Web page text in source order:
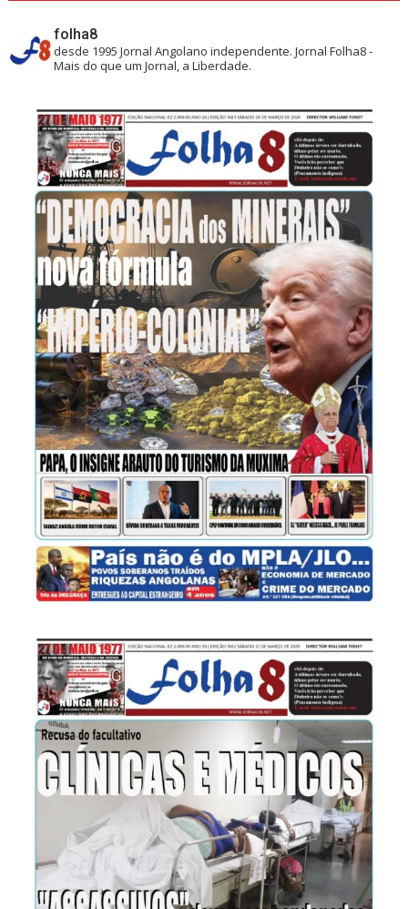
folha8
desde 1995 Jornal Angolano independente.Jornal Folha8 -
Mais do que um Jornal, a Liberdade.